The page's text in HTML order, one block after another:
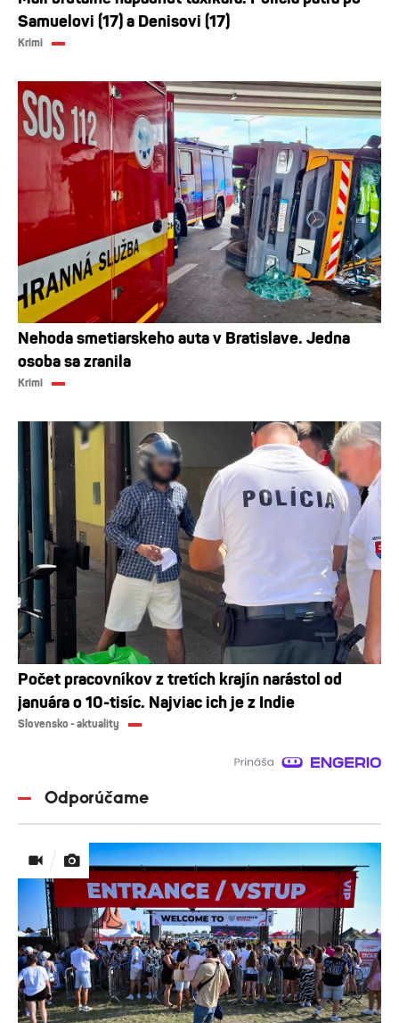
Samuelovi (17) a Denisovi (17)
Krimi
Nehoda smetiarskeho auta v Bratislave. Jedna
osoba sa zranila
Krimi
Počet pracovníkov z tretích krajín narástol od
januára o 10-tisíc. Najviac ich je z Indie
Slovensko - aktuality
Odporúčame